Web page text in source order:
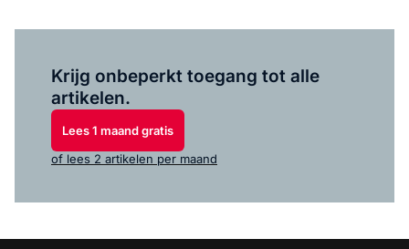
Krijg onbeperkt toegang tot alle
artikelen.
Lees 1 maand gratis
of lees 2 artikelen per maand